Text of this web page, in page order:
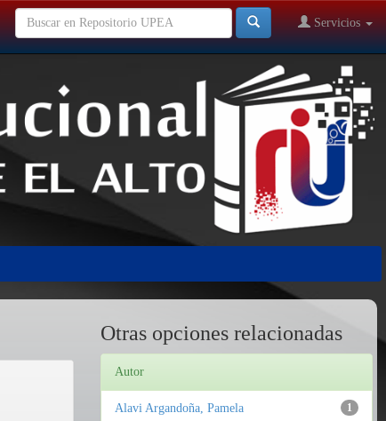
Servicios
Otras opciones relacionadas
Autor
1
Alavi Argandoña, Pamela